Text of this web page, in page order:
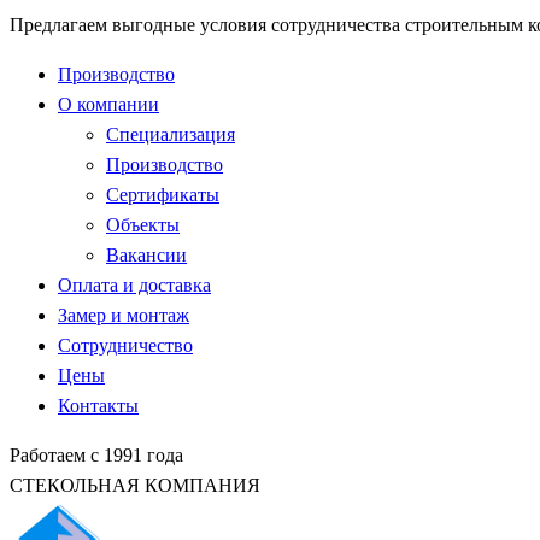
Предлагаем выгодные условия сотрудничества строительным
Производство
О компании
Специализация
Производство
Сертификаты
Объекты
Вакансии
Оплата и доставка
Замер и монтаж
Сотрудничество
Цены
Контакты
Работаем с 1991 года
СТЕКОЛЬНАЯ КОМПАНИЯ